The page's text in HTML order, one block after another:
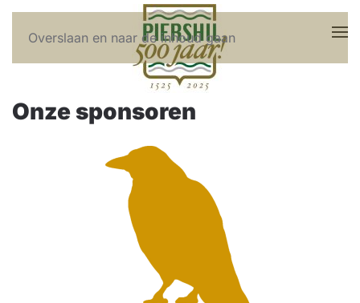
Overslaan en naar de inhoud gaan
Onze sponsoren